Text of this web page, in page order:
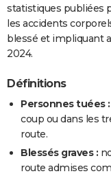
statistiques publiées
les accidents
blessé et impliquant
2024.
Définitions
Personnes tuées :
coup ou dans les
route.
Blessés graves :
route admises